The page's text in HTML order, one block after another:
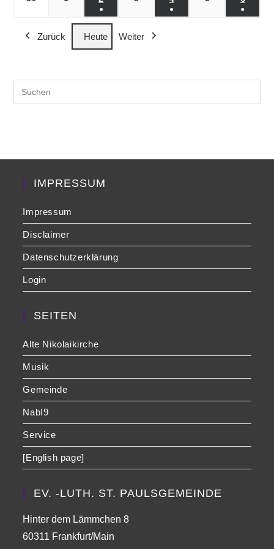
Veranstaltung)
Veranstaltung)
●
(1
Veranstaltung)
● ●
Zurück Heute Weiter
IMPRESSUM
Impressum
Disclaimer
Datenschutzerklärung
Login
SEITEN
Alte Nikolaikirche
Musik
Gemeinde
NabI9
Service
[English page]
EV. -LUTH. ST. PAULSGEMEINDE
Hinter dem Lämmchen 8
60311 Frankfurt/Main